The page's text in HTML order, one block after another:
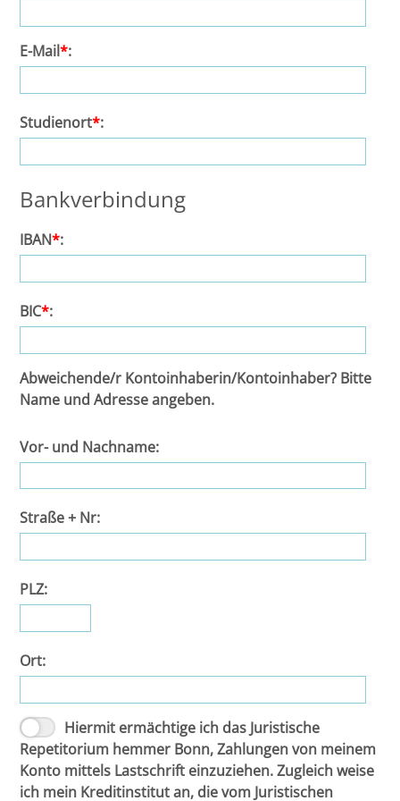
E-Mail*:
Studienort*:
Bankverbindung
IBAN*:
BIC*:
Abweichende/r Kontoinhaberin/Kontoinhaber? Bitte
Name und Adresse angeben.
Vor- und Nachname:
Straße + Nr:
PLZ:
Ort:
Hiermit ermächtige ich das Juristische
Repetitorium hemmer Bonn, Zahlungen von meinem
Konto mittels Lastschrift einzuziehen. Zugleich weise
ich mein Kreditinstitut an, die vom Juristischen
Halle
Hannover
Konstanz
Leipzig
Lüneburg
Marburg
München
Münster
Osnabrück
Passau